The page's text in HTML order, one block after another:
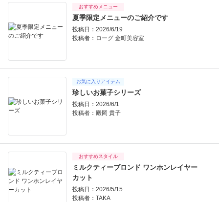
おすすめメニュー
夏季限定メニューのご紹介です
投稿日：2026/6/19
投稿者： ローグ 金町美容室
お気に入りアイテム
珍しいお菓子シリーズ
投稿日：2026/6/1
投稿者： 殿岡 貴子
おすすめスタイル
ミルクティーブロンド ワンホンレイヤー
カット
投稿日：2026/5/15
投稿者： TAKA